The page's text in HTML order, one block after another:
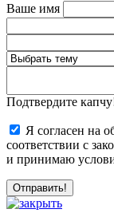
Ваше имя
Подтвердите
Я согласен на
соответствии с
и принимаю